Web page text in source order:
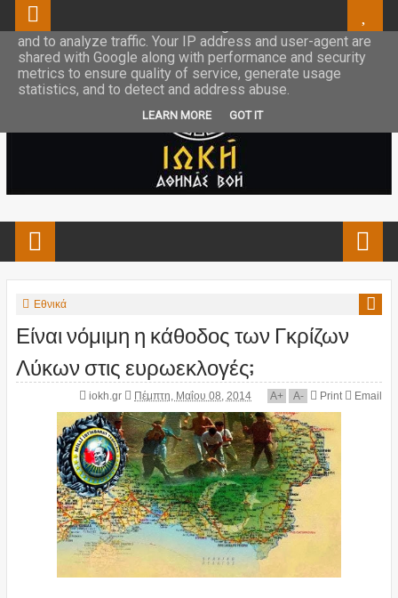
Εθνικά
Είναι νόμιμη η κάθοδος των Γκρίζων
Λύκων στις ευρωεκλογές;
iokh.gr Πέμπτη, Μαΐου 08, 2014 A+ A- Print Email
This site uses cookies from Google to deliver its services
and to analyze traffic. Your IP address and user-agent are
shared with Google along with performance and security
metrics to ensure quality of service, generate usage
statistics, and to detect and address abuse.
LEARN MORE GOT IT